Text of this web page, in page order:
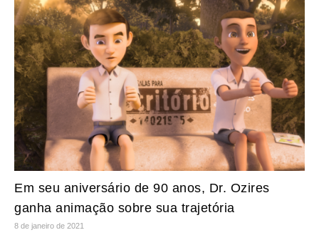
Em seu aniversário de 90 anos, Dr. Ozires
ganha animação sobre sua trajetória
8 de janeiro de 2021